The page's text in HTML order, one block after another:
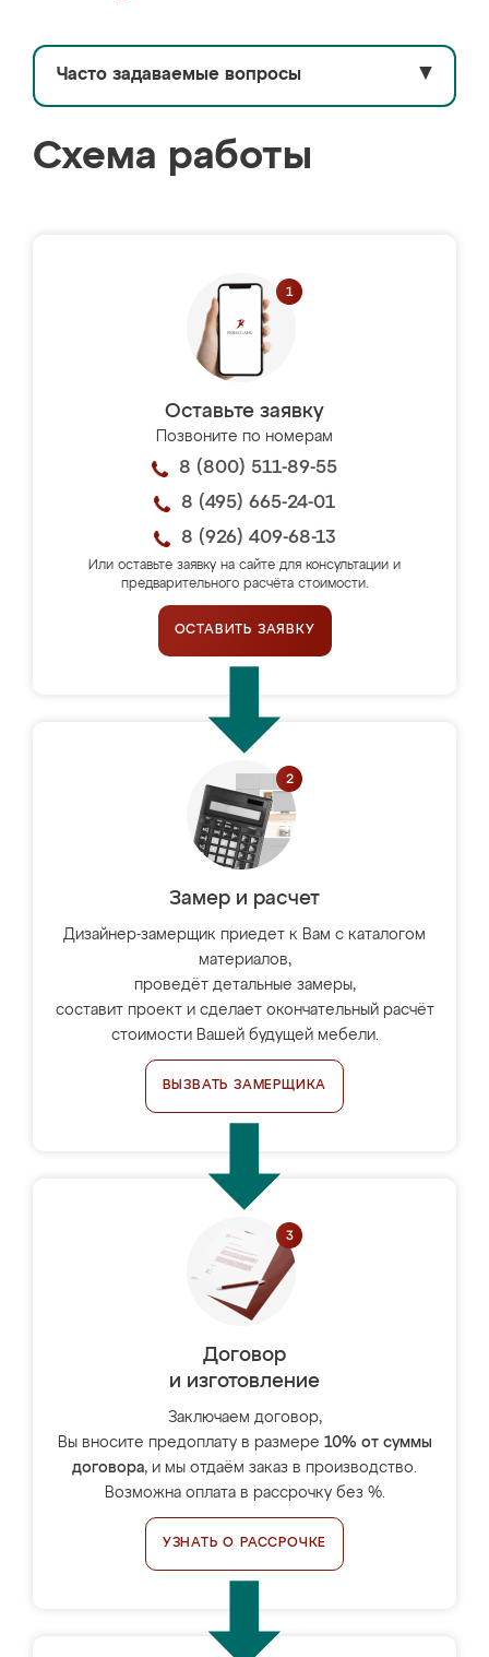
Часто задаваемые вопросы ▼
Схема работы
Оставьте заявку
Позвоните по номерам
8 (800) 511-89-55
8 (495) 665-24-01
8 (926) 409-68-13
Или оставьте заявку на сайте для консультации и
предварительного расчёта стоимости.
ОСТАВИТЬ ЗАЯВКУ
Замер и расчет
Дизайнер-замерщик приедет к Вам с каталогом
материалов,
проведёт детальные замеры,
составит проект и сделает окончательный расчёт
стоимости Вашей будущей мебели.
ВЫЗВАТЬ ЗАМЕРЩИКА
Договор
и изготовление
Заключаем договор,
Вы вносите предоплату в размере 10% от суммы
договора, и мы отдаём заказ в производство.
Возможна оплата в рассрочку без %.
УЗНАТЬ О РАССРОЧКЕ